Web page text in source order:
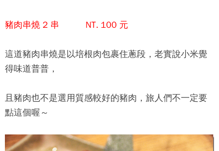
豬肉串燒 2 串 NT. 100 元
這道豬肉串燒是以培根肉包裹住蔥段，老實說小米覺
得味道普普，
且豬肉也不是選用質感較好的豬肉，旅人們不一定要
點這個喔～